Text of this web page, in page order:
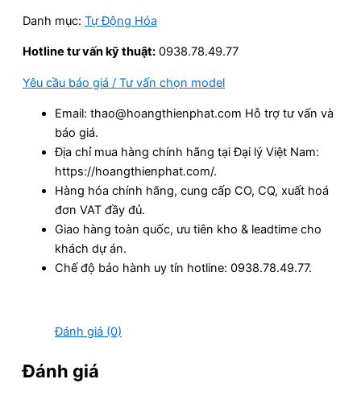
Danh mục: Tự Động Hóa
Hotline tư vấn kỹ thuật: 0938.78.49.77
Yêu cầu báo giá / Tư vấn chọn model
Email: thao@hoangthienphat.com Hỗ trợ tư vấn và
báo giá.
Địa chỉ mua hàng chính hãng tại Đại lý Việt Nam:
https://hoangthienphat.com/.
Hàng hóa chính hãng, cung cấp CO, CQ, xuất hoá
đơn VAT đầy đủ.
Giao hàng toàn quốc, ưu tiên kho & leadtime cho
khách dự án.
Chế độ bảo hành uy tín hotline: 0938.78.49.77.
Đánh giá (0)
Đánh giá